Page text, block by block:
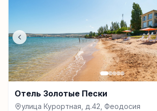
Отель Золотые Пески
улица Курортная, д.42, Феодосия